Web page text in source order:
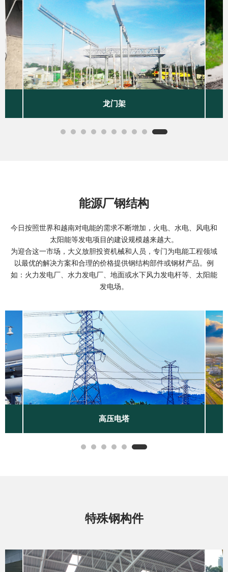
龙门架
能源厂钢结构
今日按照世界和越南对电能的需求不断增加，火电、水电、风电和
太阳能等发电项目的建设规模越来越大。
为迎合这一市场，大义放胆投资机械和人员，专门为电能工程领域
以最优的解决方案和合理的价格提供钢结构部件或钢材产品。例
如：火力发电厂、水力发电厂、地面或水下风力发电杆等、太阳能
发电场。
高压电塔
特殊钢构件